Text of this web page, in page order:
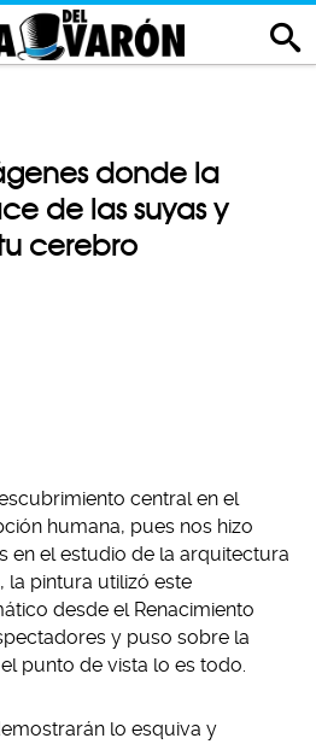
donde la
de las suyas y
cerebro
central en el
humana, pues nos hizo
en el estudio de la arquitectura
la pintura utilizó este
desde el Renacimiento
y puso sobre la
punto de vista lo es todo.
lo esquiva y